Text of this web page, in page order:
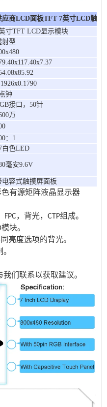
应商LCD面板TFT 7英寸LCD触摸
寸TFT LCD显示模块
射型
钟
接口，50针
万
：1
白色LED
毫安9.6V
电容式触摸屏面板
色有源矩阵液晶显示器
，背光，CTP组成。
块。
亮度选项的背光。
们联系以获取建议。